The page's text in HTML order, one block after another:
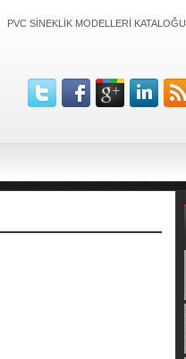
PVC SİNEKLİK MODELLERİ KATALOĞU